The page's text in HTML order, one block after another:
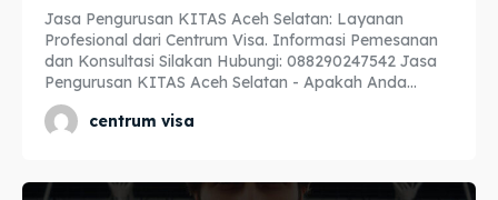
Jasa Pengurusan KITAS Aceh Selatan: Layanan
Profesional dari Centrum Visa. Informasi Pemesanan
dan Konsultasi Silakan Hubungi: 088290247542 Jasa
Pengurusan KITAS Aceh Selatan - Apakah Anda...
centrum visa